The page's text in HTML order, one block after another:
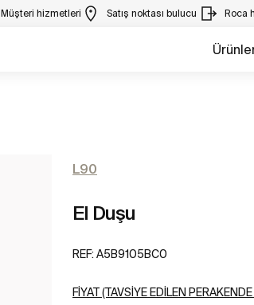
Müşteri hizmetleri Satış noktası bulucu Roca
L90
El Duşu
REF: A5B9105BC0
FIYAT (TAVSIYE EDILEN